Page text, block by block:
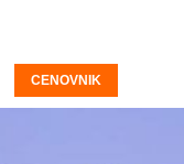
CENOVNIK